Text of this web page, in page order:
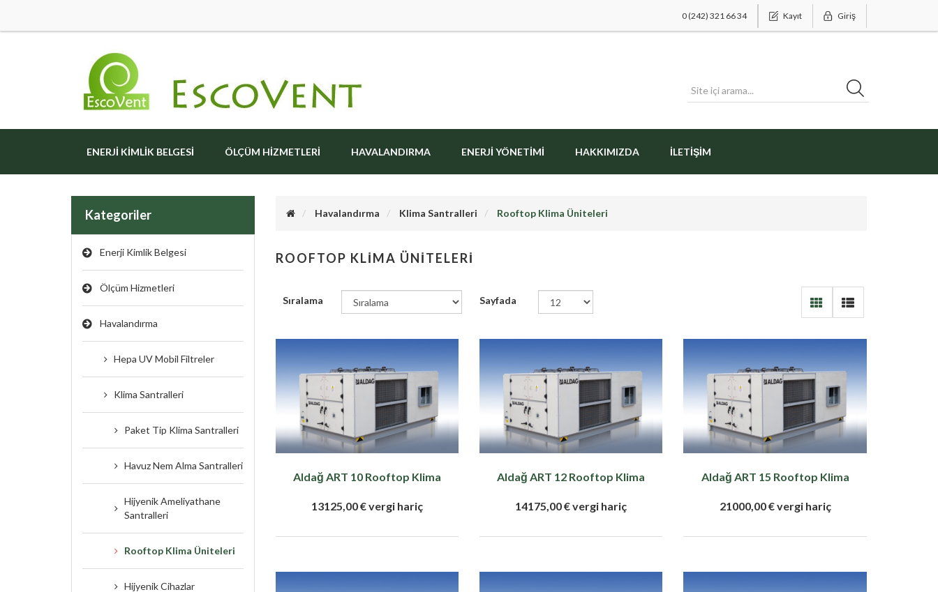
0 (242) 321 66 34 Kayıt Giriş
ENERJI KIMLIK BELGESI ÖLÇÜM HIZMETLERI HAVALANDIRMA ENERJI YÖNETIMI HAKKIMIZDA İLETIŞIM
Kategoriler
Enerji Kimlik Belgesi
Ölçüm Hizmetleri
Havalandırma
Hepa UV Mobil Filtreler
Klima Santralleri
Paket Tip Klima Santralleri
Havuz Nem Alma Santralleri
Hijyenik Ameliyathane
Santralleri
Rooftop Klima Üniteleri
Hijyenik Cihazlar
Havalandırma Klima Santralleri Rooftop Klima Üniteleri
ROOFTOP KLIMA ÜNITELERI
Sıralama Sayfada
Aldağ ART 10 Rooftop Klima
13125,00 € vergi hariç
Aldağ ART 12 Rooftop Klima
14175,00 € vergi hariç
Aldağ ART 15 Rooftop Klima
21000,00 € vergi hariç